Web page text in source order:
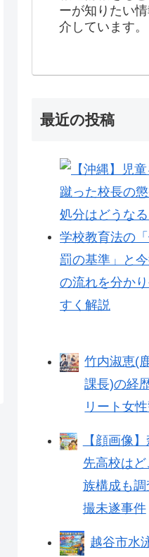
ーが知りたい
介しています。
最近の投稿
竹内淑恵(
課長)の経
リート女
【顔画像
先高校は
族構成も
撮未遂事件
越谷市水